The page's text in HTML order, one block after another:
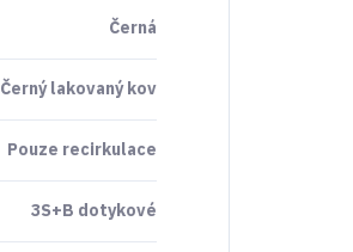
Černá
Černý lakovaný kov
Pouze recirkulace
3S+B dotykové